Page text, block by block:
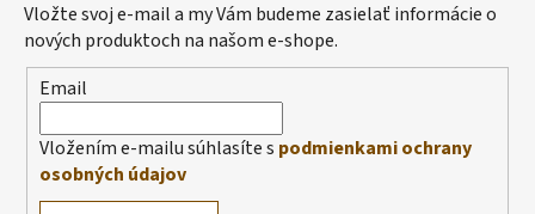
Vložte svoj e-mail a my Vám budeme zasielať informácie o
nových produktoch na našom e-shope.
Email
Vložením e-mailu súhlasíte s podmienkami ochrany
osobných údajov